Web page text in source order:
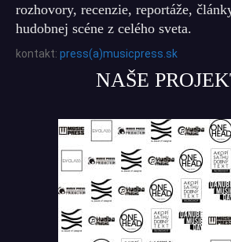
rozhovory, recenzie, reportáže,
hudobnej scéne z celého sveta.
kontakt: press(a)musicpress.sk
NAŠE